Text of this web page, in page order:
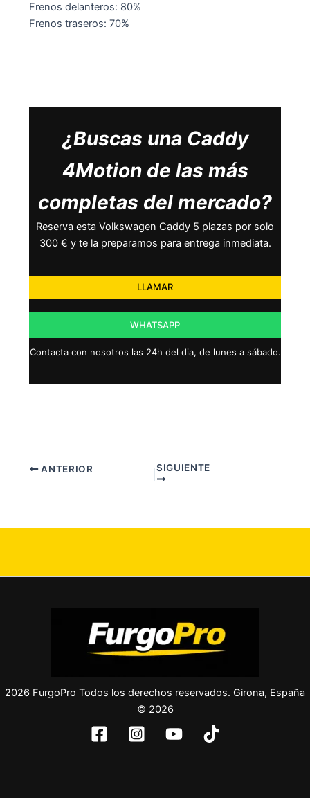
Frenos delanteros: 80%
Frenos traseros: 70%
¿Buscas una Caddy
4Motion de las más
completas del mercado?
Reserva esta Volkswagen Caddy 5 plazas por solo
300 € y te la preparamos para entrega inmediata.
LLAMAR
WHATSAPP
Contacta con nosotros las 24h del dia, de lunes a sábado.
ANTERIOR SIGUIENTE
2026 FurgoPro Todos los derechos reservados. Girona, España
© 2026